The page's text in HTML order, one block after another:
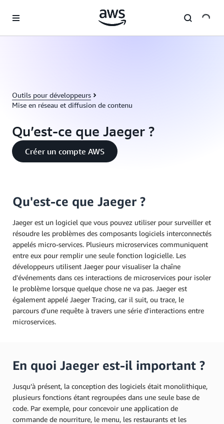
Outils pour développeurs
Mise en réseau et diffusion de contenu
Qu’est-ce que Jaeger ?
Créer un compte AWS
Qu'est-ce que Jaeger ?
Jaeger est un logiciel que vous pouvez utiliser pour surveiller et
résoudre les problèmes des composants logiciels interconnectés
appelés micro-services. Plusieurs microservices communiquent
entre eux pour remplir une seule fonction logicielle. Les
développeurs utilisent Jaeger pour visualiser la chaîne
d'événements dans ces interactions de microservices pour isoler
le problème lorsque quelque chose ne va pas. Jaeger est
également appelé Jaeger Tracing, car il suit, ou trace, le
parcours d'une requête à travers une série d'interactions entre
microservices.
En quoi Jaeger est-il important ?
Jusqu’à présent, la conception des logiciels était monolithique,
plusieurs fonctions étant regroupées dans une seule base de
code. Par exemple, pour concevoir une application de
commande de nourriture, le menu, les restaurants et les